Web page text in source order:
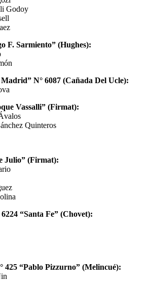
Godoy
F. Sarmiento” (Hughes):
N° 6087 (Cañada Del Ucle):
Vassalli” (Firmat):
Quinteros
Julio” (Firmat):
“Santa Fe” (Chovet):
425 “Pablo Pizzurno” (Melincué):